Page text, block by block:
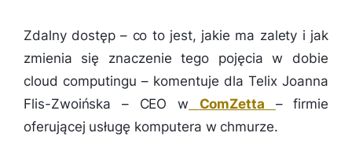
Zdalny dostęp – co to jest, jakie ma zalety i jak
zmienia się znaczenie tego pojęcia w dobie
cloud computingu – komentuje dla Telix Joanna
Flis-Zwoińska – CEO w
ComZetta
– firmie
oferującej usługę komputera w chmurze.